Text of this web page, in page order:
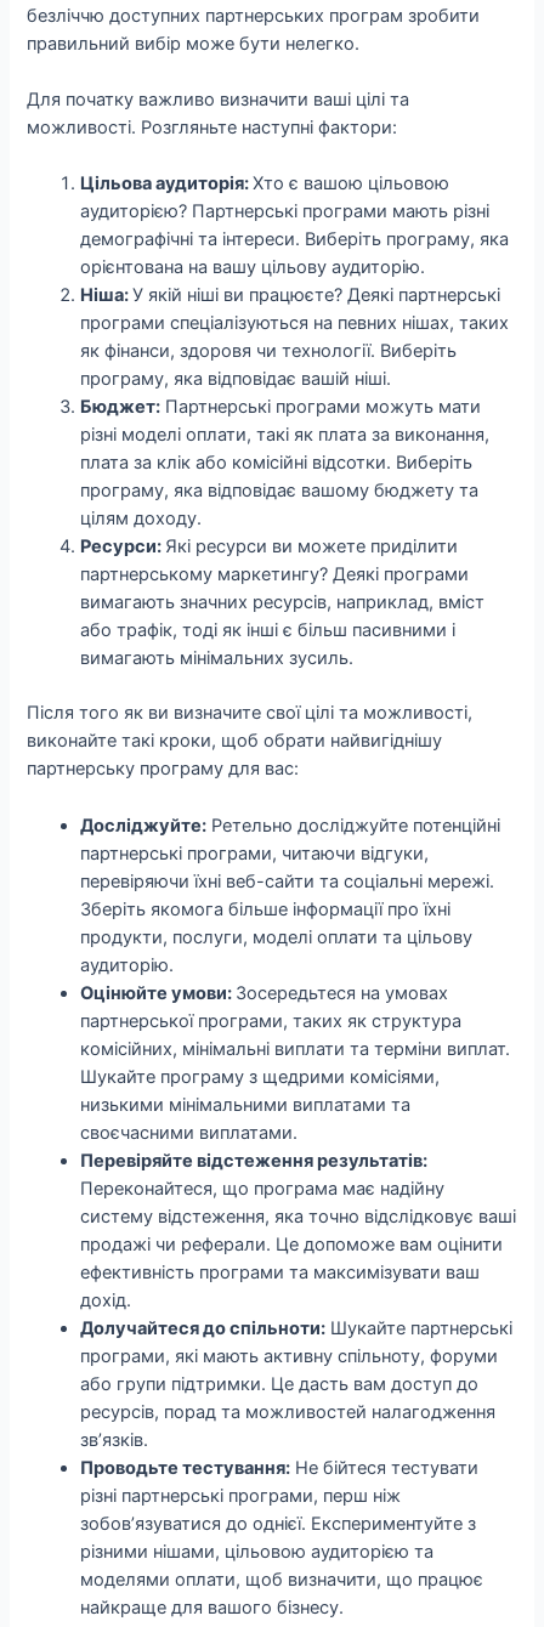
безліччю доступних партнерських програм зробити
правильний вибір може бути нелегко.
Для початку важливо визначити ваші цілі та
можливості. Розгляньте наступні фактори:
Цільова аудиторія:Хто є вашою цільовою
аудиторією? Партнерські програми мають різні
демографічні та інтереси. Виберіть програму, яка
орієнтована на вашу цільову аудиторію.
Ніша:У якій ніші ви працюєте? Деякі партнерські
програми спеціалізуються на певних нішах, таких
як фінанси, здоровя чи технології. Виберіть
програму, яка відповідає вашій ніші.
Бюджет: Партнерські програми можуть мати
різні моделі оплати, такі як плата за виконання,
плата за клік або комісійні відсотки. Виберіть
програму, яка відповідає вашому бюджету та
цілям доходу.
Ресурси: Які ресурси ви можете приділити
партнерському маркетингу? Деякі програми
вимагають значних ресурсів, наприклад, вміст
або трафік, тоді як інші є більш пасивними і
вимагають мінімальних зусиль.
Після того як ви визначите свої цілі та можливості,
виконайте такі кроки, щоб обрати найвигіднішу
партнерську програму для вас:
Досліджуйте: Ретельно досліджуйте потенційні
партнерські програми, читаючи відгуки,
перевіряючи їхні веб-сайти та соціальні мережі.
Зберіть якомога більше інформації про їхні
продукти, послуги, моделі оплати та цільову
аудиторію.
Оцінюйте умови: Зосередьтеся на умовах
партнерської програми, таких як структура
комісійних, мінімальні виплати та терміни виплат.
Шукайте програму з щедрими комісіями,
низькими мінімальними виплатами та
своєчасними виплатами.
Перевіряйте відстеження результатів:
Переконайтеся, що програма має надійну
систему відстеження, яка точно відслідковує ваші
продажі чи реферали. Це допоможе вам оцінити
ефективність програми та максимізувати ваш
дохід.
Долучайтеся до спільноти: Шукайте партнерські
програми, які мають активну спільноту, форуми
або групи підтримки. Це дасть вам доступ до
ресурсів, порад та можливостей налагодження
зв’язків.
Проводьте тестування: Не бійтеся тестувати
різні партнерські програми, перш ніж
зобов’язуватися до однієї. Експериментуйте з
різними нішами, цільовою аудиторією та
моделями оплати, щоб визначити, що працює
найкраще для вашого бізнесу.